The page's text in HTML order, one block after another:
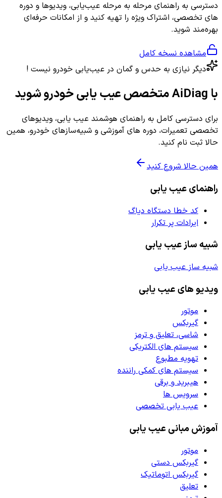
دسترسی به راهنمای مرحله به مرحله عیب‌یابی، ویدیوها و دوره
های تخصصی، اشتراک ویژه را تهیه کنید و از امکانات حرفه‌ای
بهره‌مند شوید.
مشاهده نسخه کامل
دیگر نیازی به حدس و گمان در عیب‌یابی خودرو نیست !
با AiDiag متخصص عیب یابی خودرو شوید
برای دسترسی کامل به راهنمای هوشمند عیب یابی، ویدیوهای
تخصصی تعمیرات، دوره های آموزشی و شبیه‌سازهای خودرو، همین
حالا ثبت نام کنید.
همین حالا شروع کنید
راهنمای عیب یابی
کد خطا دستگاه دیاگ
ایرادات پر تکرار
شبیه ساز عیب یابی
شبیه ساز عیب یابی
ویدیو های عیب یابی
موتور
گیربکس
شاسی، تعلیق و ترمز
سیستم های الکتریکی
تهویه مطبوع
سیستم های کمکی راننده
هیبرید و برقی
سرویس ها
عیب یابی تخصصی
آموزش مبانی عیب یابی
موتور
گیربکس دستی
گیربکس اتوماتیک
تعلیق